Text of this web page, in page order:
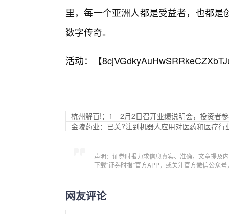
里，每一个亚洲人都是受益者，也都
数字传奇。
活动：【
杭州解百!：1—2月2日召开业绩说明会，投资者
金陵药业：已关?注到机器人应用对医药和医疗行
声明：证券时报力求信息真实、准确，文章提及
下载“证券时报”官方APP，或关注官方微信公众
网友评论